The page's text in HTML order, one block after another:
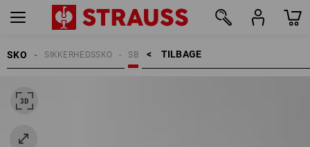
SKO TILBAGE    >
SB
SIKKERHEDSSKO